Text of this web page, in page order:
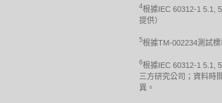
4根據IEC 60312-1 5.1,
提供）
5根據TM-002234測試
6根據IEC 60312-1 5.1,
三方研究公司；資料時
異。